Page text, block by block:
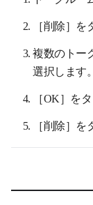
［削除］を
複数のトー
選択します。
［OK］を
［削除］